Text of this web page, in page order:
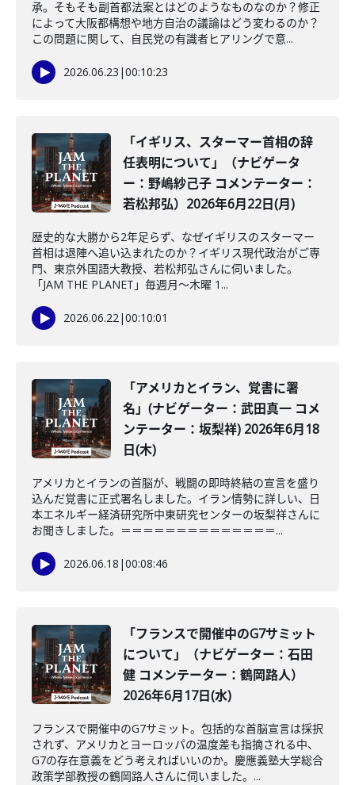
承。そもそも副首都法案とはどのようなものなのか？修正
によって大阪都構想や地方自治の議論はどう変わるのか？
この問題に関して、自民党の有識者ヒアリングで意...
2026.06.23 |00:10:23
「イギリス、スターマー首相の辞
任表明について」（ナビゲータ
ー：野嶋紗己子 コメンテーター：
若松邦弘）2026年6月22日(月)
歴史的な大勝から2年足らず、なぜイギリスのスターマー
首相は退陣へ追い込まれたのか？イギリス現代政治がご専
門、東京外国語大教授、若松邦弘さんに伺いました。
「JAM THE PLANET」毎週月～木曜 1...
2026.06.22|00:10:01
「アメリカとイラン、覚書に署
名」(ナビゲーター：武田真一 コメ
ンテーター：坂梨祥) 2026年6月18
日(木)
アメリカとイランの首脳が、戦闘の即時終結の宣言を盛り
込んだ覚書に正式署名しました。イラン情勢に詳しい、日
本エネルギー経済研究所中東研究センターの坂梨祥さんに
お聞きしました。＝＝＝＝＝＝＝＝＝＝＝＝＝＝...
2026.06.18 |00:08:46
「フランスで開催中のG7サミット
について」（ナビゲーター：石田
健 コメンテーター：鶴岡路人）
2026年6月17日(水)
フランスで開催中のG7サミット。包括的な首脳宣言は採択
されず、アメリカとヨーロッパの温度差も指摘される中、
G7の存在意義をどう考えればいいのか。慶應義塾大学総合
政策学部教授の鶴岡路人さんに伺いました。...